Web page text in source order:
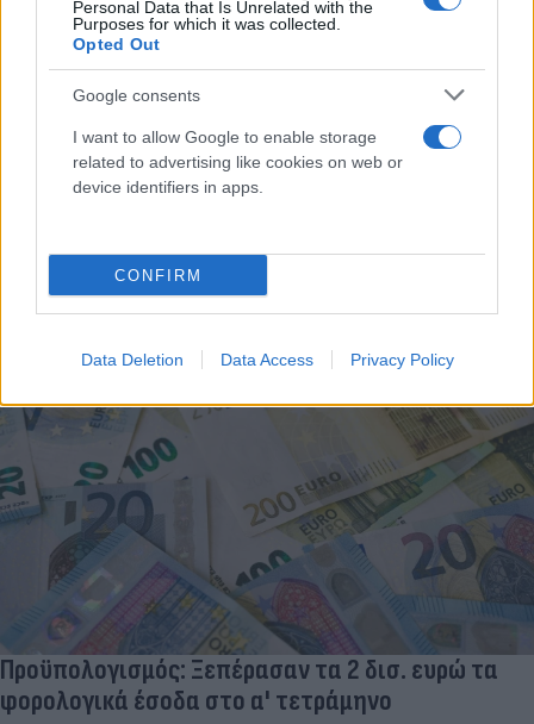
Personal Data that Is Unrelated with the
Purposes for which it was collected.
Opted Out
Google consents
I want to allow Google to enable storage
related to advertising like cookies on web or
device identifiers in apps.
CONFIRM
Data Deletion Data Access Privacy Policy
Προϋπολογισμός: Ποιοι φόροι αύξησαν το
πρωτογενές πλεόνασμα στα 3,2 δισ. ευρώ
προϋπολογισμού.
25.06.2024 12:55
Ομάδα
Προϋπολογισμός: Ξεπέρασαν τα 2 δισ. ευρώ τα
φορολογικά έσοδα στο α' τετράμηνο